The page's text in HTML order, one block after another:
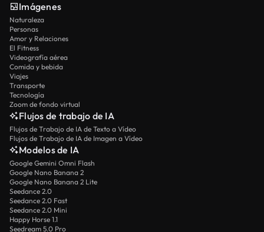
Imágenes
Naturaleza
Personas
Amor y Relaciones
El Fitness
Videografía aérea
Comida y bebida
Viajes
Transporte
Tecnología
Zoom de fondo virtual
Flujos de trabajo de IA
Flujos de Trabajo de IA de Texto a Vídeo
Flujos de Trabajo de IA de Imagen a Vídeo
Modelos de IA
Google Gemini Omni Flash
Google Nano Banana 2
Google Nano Banana 2 Lite
Seedance 2.0
Seedance 2.0 Fast
Seedance 2.0 Mini
Happy Horse 1.1
Seedream 5.0 Pro